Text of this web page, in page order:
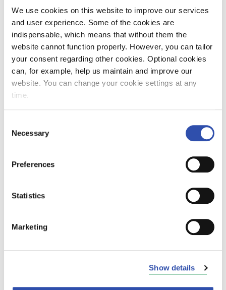
We use cookies on this website to improve our services
and user experience. Some of the cookies are
indispensable, which means that without them the
website cannot function properly. However, you can tailor
your consent regarding other cookies. Optional cookies
can, for example, help us maintain and improve our
website. You can change your cookie settings at any
time.
Selection
Necessary
Preferences
Statistics
Marketing
Show details
Tavaraliikenne on riippuvainen
raskaan teollisuuden sykleistä ja
teollisuuden yleisesti heikentyneet
näkymät, etenkin
metsäteollisuudessa, heijastuvat
koko toimitusketjuun – ja laskevat
tavaraliikenteen kuljetusennusteita.
heikkenemiseen, VR käynnistää
Transpointissa, tilapäisiä lomautuksia
tavaraliikenteen ratapihatyöntekijät, yhteensä
vaihdella alueittain tai paikkakunnittain
mahdollisimman lyhytaikaisina.